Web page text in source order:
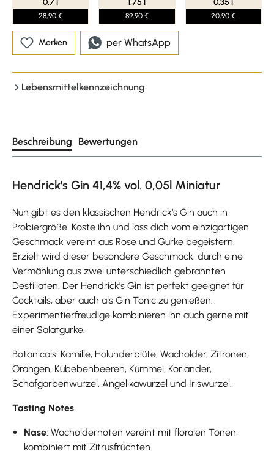
28,90 € 89,90 € 20,90 €
Merken per WhatsApp
Lebensmittelkennzeichnung
Beschreibung Bewertungen
Hendrick's Gin 41,4% vol. 0,05l Miniatur
Nun gibt es den klassischen Hendrick‘s Gin auch in
Probiergröße. Koste ihn und lass dich vom einzigartigen
Geschmack vereint aus Rose und Gurke begeistern.
Erzielt wird dieser besondere Geschmack, durch eine
Vermählung aus zwei unterschiedlich gebrannten
Destillaten. Der Hendrick’s Gin ist perfekt geeignet für
Cocktails, aber auch als Gin Tonic zu genießen.
Experimentierfreudige kombinieren ihn auch gerne mit
einer Salatgurke.
Botanicals: Kamille, Holunderblüte, Wacholder, Zitronen,
Orangen, Kubebenbeeren, Kümmel, Koriander,
Schafgarbenwurzel, Angelikawurzel und Iriswurzel.
Tasting Notes
Nase: Wacholdernoten vereint mit floralen Tönen,
kombiniert mit Zitrusfrüchten.